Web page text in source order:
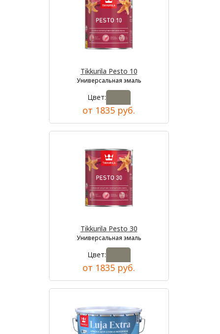
Tikkurila Pesto 10
Универсальная эмаль
Цвет:
от 1835 руб.
Tikkurila Pesto 30
Универсальная эмаль
Цвет:
от 1835 руб.